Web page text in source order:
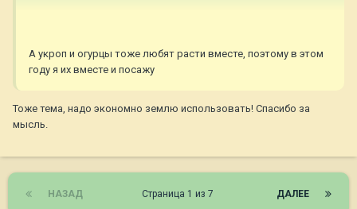
А укроп и огурцы тоже любят расти вместе, поэтому в этом
году я их вместе и посажу
Тоже тема, надо экономно землю использовать! Спасибо за
мысль.
НАЗАД ДАЛЕЕ
Страница 1 из 7